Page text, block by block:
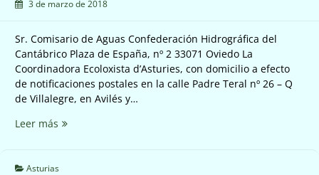
Valle
Nalón
(01/03/18)
3 de marzo de 2018
Sr. Comisario de Aguas Confederación Hidrográfica del
Cantábrico Plaza de España, nº 2 33071 Oviedo La
Coordinadora Ecoloxista d’Asturies, con domicilio a efecto
de notificaciones postales en la calle Padre Teral nº 26 – Q
de Villalegre, en Avilés y…
Leer más Extinción
(28/02/2018)
Asturias